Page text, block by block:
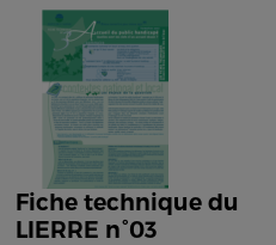
Fiche technique du
LIERRE n°03